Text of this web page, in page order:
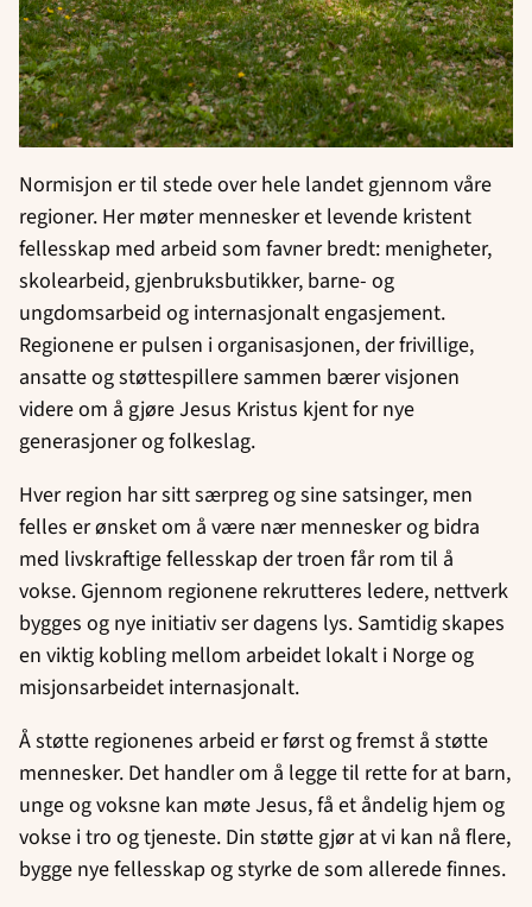
Normisjon er til stede over hele landet gjennom våre
regioner. Her møter mennesker et levende kristent
fellesskap med arbeid som favner bredt: menigheter,
skolearbeid, gjenbruksbutikker, barne- og
ungdomsarbeid og internasjonalt engasjement.
Regionene er pulsen i organisasjonen, der frivillige,
ansatte og støttespillere sammen bærer visjonen
videre om å gjøre Jesus Kristus kjent for nye
generasjoner og folkeslag.
Hver region har sitt særpreg og sine satsinger, men
felles er ønsket om å være nær mennesker og bidra
med livskraftige fellesskap der troen får rom til å
vokse. Gjennom regionene rekrutteres ledere, nettverk
bygges og nye initiativ ser dagens lys. Samtidig skapes
en viktig kobling mellom arbeidet lokalt i Norge og
misjonsarbeidet internasjonalt.
Å støtte regionenes arbeid er først og fremst å støtte
mennesker. Det handler om å legge til rette for at barn,
unge og voksne kan møte Jesus, få et åndelig hjem og
vokse i tro og tjeneste. Din støtte gjør at vi kan nå flere,
bygge nye fellesskap og styrke de som allerede finnes.